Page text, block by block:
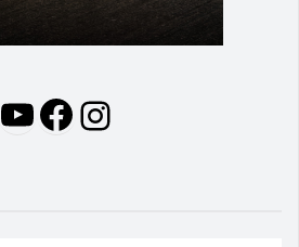
YouTube
Facebook
Instagram